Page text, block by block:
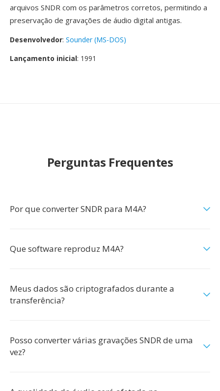
arquivos SNDR com os parâmetros corretos, permitindo a
preservação de gravações de áudio digital antigas.
Desenvolvedor: Sounder (MS-DOS)
Lançamento inicial: 1991
Perguntas Frequentes
Por que converter SNDR para M4A?
Que software reproduz M4A?
Meus dados são criptografados durante a
transferência?
Posso converter várias gravações SNDR de uma
vez?